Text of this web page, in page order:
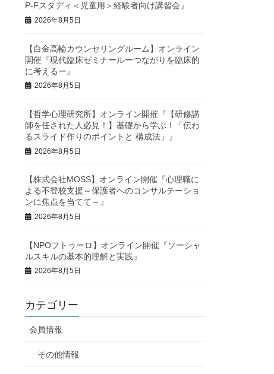
P-Fスタディ＜児童用＞経験者向け講習会』
2026年8月5日
【白金高輪カウンセリングルーム】オンライン
開催『現代臨床ゼミナールーつながりを臨床的
に考えるー』
2026年8月5日
【哲学心理研究所】オンライン開催『【研修講
師を任された人必見！】基礎から学ぶ！「伝わ
るスライド作りのポイントと 構成法」』
2026年8月5日
【株式会社MOSS】オンライン開催『心理職に
よる不登校支援～保護者へのコンサルテーショ
ンに焦点を当てて～』
2026年8月5日
【NPOフトゥーロ】オンライン開催『ソーシャ
ルスキルの基本的理解と実践』
2026年8月5日
カテゴリー
会員情報
その他情報